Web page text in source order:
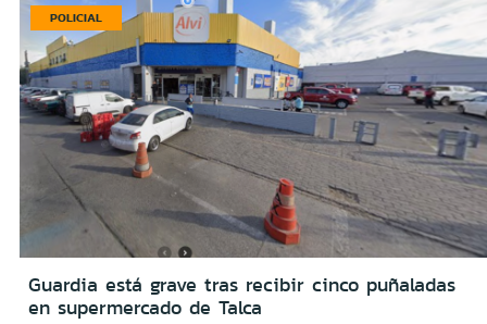
POLICIAL
Guardia está grave tras recibir cinco puñaladas
en supermercado de Talca